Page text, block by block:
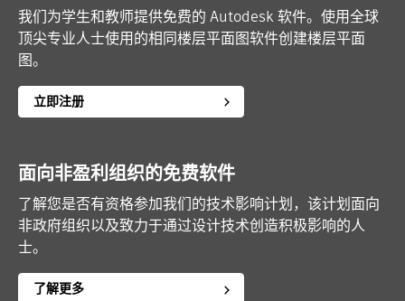
我们为学生和教师提供免费的 Autodesk 软件。使用全球
顶尖专业人士使用的相同楼层平面图软件创建楼层平面
图。
立即注册
面向非盈利组织的免费软件
了解您是否有资格参加我们的技术影响计划，该计划面向
非政府组织以及致力于通过设计技术创造积极影响的人
士。
了解更多